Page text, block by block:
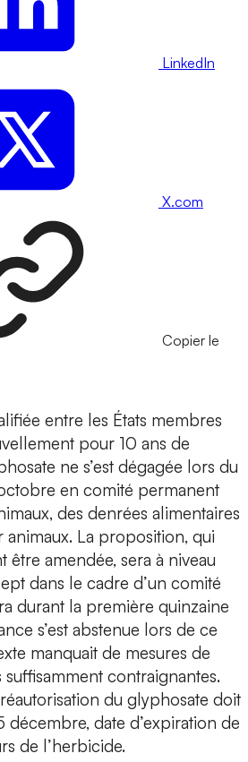
LinkedIn
X.com
Copier le
entre les États membres
pour 10 ans de
ne s’est dégagée lors du
en comité permanent
des denrées alimentaires
animaux. La proposition, qui
amendée, sera à niveau
dans le cadre d’un comité
durant la première quinzaine
s’est abstenue lors de ce
manquait de mesures de
suffisamment contraignantes.
du glyphosate doit
décembre, date d’expiration de
de l’herbicide.